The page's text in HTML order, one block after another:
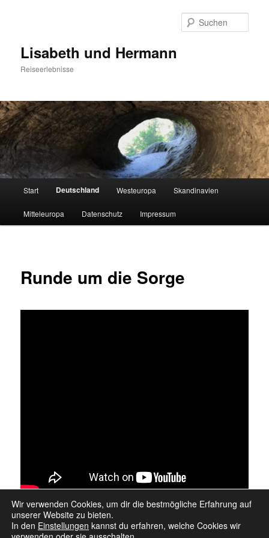
Lisabeth und Hermann
Reiseerlebnisse
Start Deutschland Westeuropa Skandinavien
Mitteleuropa Datenschutz Impressum
Runde um die Sorge
Wir verwenden Cookies, um dir die bestmögliche Erfahrung auf
unserer Website zu bieten.
In den Einstellungen kannst du erfahren, welche Cookies wir